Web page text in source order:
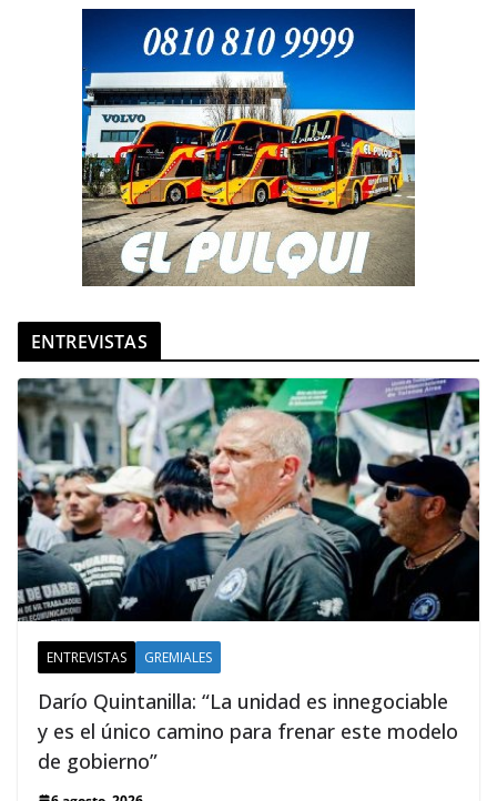
ENTREVISTAS
ENTREVISTAS GREMIALES
Darío Quintanilla: “La unidad es innegociable
y es el único camino para frenar este modelo
de gobierno”